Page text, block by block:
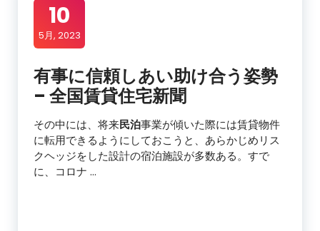
10
5月, 2023
有事に信頼しあい助け合う姿勢
– 全国賃貸住宅新聞
その中には、将来民泊事業が傾いた際には賃貸物件
に転用できるようにしておこうと、あらかじめリス
クヘッジをした設計の宿泊施設が多数ある。すで
に、コロナ …